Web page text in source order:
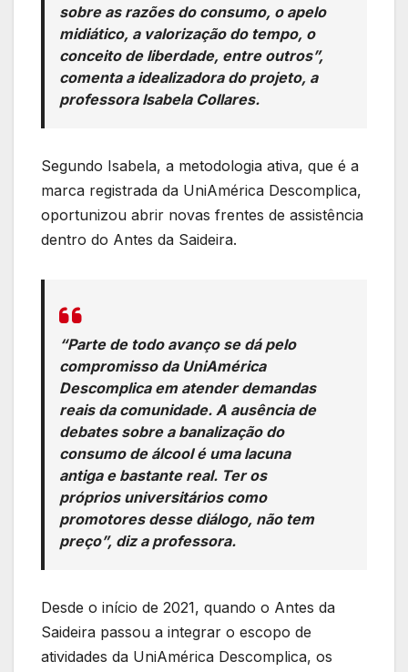
sobre as razões do consumo, o apelo
midiático, a valorização do tempo, o
conceito de liberdade, entre outros”,
comenta a idealizadora do projeto, a
professora Isabela Collares.
Segundo Isabela, a metodologia ativa, que é a
marca registrada da UniAmérica Descomplica,
oportunizou abrir novas frentes de assistência
dentro do Antes da Saideira.
“Parte de todo avanço se dá pelo
compromisso da UniAmérica
Descomplica em atender demandas
reais da comunidade. A ausência de
debates sobre a banalização do
consumo de álcool é uma lacuna
antiga e bastante real. Ter os
próprios universitários como
promotores desse diálogo, não tem
preço”, diz a professora.
Desde o início de 2021, quando o Antes da
Saideira passou a integrar o escopo de
atividades da UniAmérica Descomplica, os